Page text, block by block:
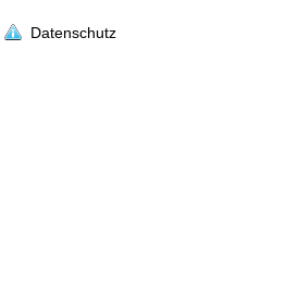
Datenschutz